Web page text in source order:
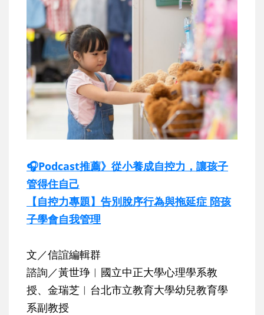
🎧Podcast推薦》從小養成自控力，讓孩子
管得住自己
【自控力專題】告別脫序行為與拖延症 陪孩
子學會自我管理
文／信誼編輯群
諮詢／黃世琤︱國立中正大學心理學系教
授、金瑞芝︱台北市立教育大學幼兒教育學
系副教授